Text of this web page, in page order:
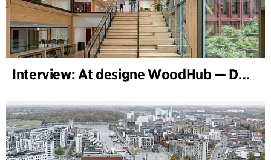
Interview: At designe WoodHub — Danmarks største træbyggeri